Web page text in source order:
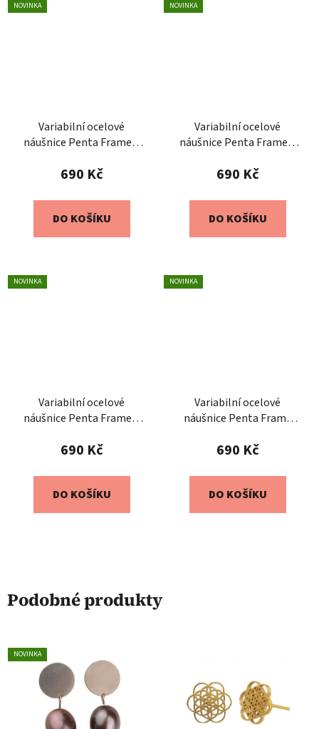
NOVINKA
Variabilní ocelové
náušnice Penta Frame –
690 Kč
DO KOŠÍKU
NOVINKA
Variabilní ocelové
náušnice Penta Frame –
690 Kč
DO KOŠÍKU
NOVINKA
Variabilní ocelové
náušnice Penta Frame –
690 Kč
DO KOŠÍKU
NOVINKA
Variabilní ocelové
náušnice Penta Frame
690 Kč
DO KOŠÍKU
Podobné produkty
NOVINKA